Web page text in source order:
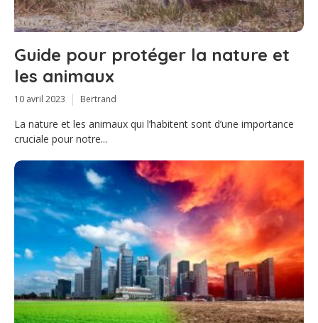
Guide pour protéger la nature et
les animaux
10 avril 2023 Bertrand
La nature et les animaux qui l’habitent sont d’une importance
cruciale pour notre...